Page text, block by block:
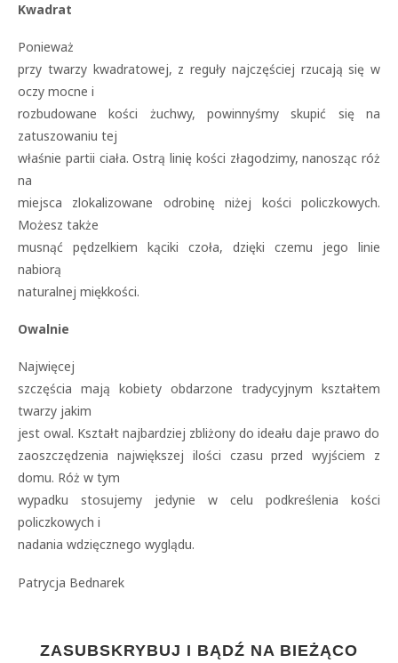
Kwadrat
Ponieważ
przy twarzy kwadratowej, z reguły najczęściej rzucają się w
oczy mocne i
rozbudowane kości żuchwy, powinnyśmy skupić się na
zatuszowaniu tej
właśnie partii ciała. Ostrą linię kości złagodzimy, nanosząc róż
na
miejsca zlokalizowane odrobinę niżej kości policzkowych.
Możesz także
musnąć pędzelkiem kąciki czoła, dzięki czemu jego linie
nabiorą
naturalnej miękkości.
Owalnie
Najwięcej
szczęścia mają kobiety obdarzone tradycyjnym kształtem
twarzy jakim
jest owal. Kształt najbardziej zbliżony do ideału daje prawo do
zaoszczędzenia największej ilości czasu przed wyjściem z
domu. Róż w tym
wypadku stosujemy jedynie w celu podkreślenia kości
policzkowych i
nadania wdzięcznego wyglądu.
Patrycja Bednarek
ZASUBSKRYBUJ I BĄDŹ NA BIEŻĄCO